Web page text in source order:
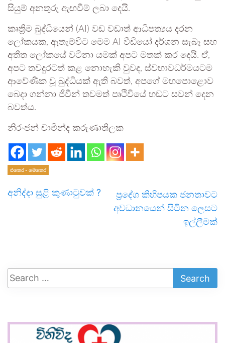
සියුම් අනතුරු ඇඟවීම් ලබා දෙයි.
කෘත්‍රිම බුද්ධියෙන් (AI) වඩ වඩාත් ආධිපත්‍යය දරන
ලෝකයක, ඇතැම්විට මෙම AI වීඩියෝ දර්ශන සැබෑ සහ
අතීත ලෝකයේ වටිනා යමක් අපට මතක් කර දෙයි. ඒ,
අපට තවදුරටත් කළ නොහැකි වුවද, ස්වභාවධර්මයටම
ආවේණික වූ බුද්ධියක් ඇති බවත්, අපගේ මහපොළොව
බෙදා ගන්නා ජීවීන් තවමත් පෘථිවියේ හඬට සවන් දෙන
බවත්ය.
නිරංජන් චාමින්ද කරුණාතිලක
එතෙර - මෙතෙර
අනිද්දා සුළි කුණාටුවක් ?
ප්‍රදේශ කිහිපයක ජනතාවට
අවධානයෙන් සිටින ලෙසට
ඉල්ලීමක්